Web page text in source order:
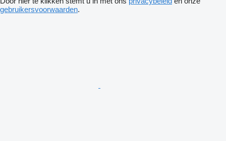
gebruikersvoorwaarden.